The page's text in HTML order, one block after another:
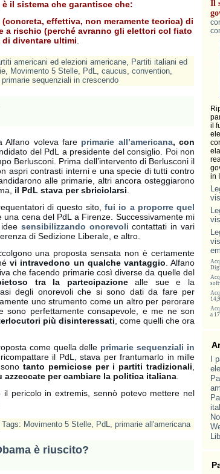
il sistema che garantisce che:
effettiva, non meramente teorica) di
a rischio (perché avranno gli elettori col fiato
diventare ultimi
americani ed elezioni americane, Partiti italiani ed
, Movimento 5 Stelle, PdL, caucus, convention,
primarie sequenziali in crescendo
Alfano voleva fare primarie all’americana, con
del PdL a presidente del consiglio. Poi non
Berlusconi. Prima dell’intervento di Berlusconi il
aspri contrasti interni e una specie di tutti contro
alle primarie, altri ancora osteggiarono
il PdL stava per sbriciolarsi
di questo sito,fui io a proporre quel
una cena del PdL a Firenze. Successivamente mi
sensibilizzando onorevoli contattati in vari
di Sedizione Liberale, e altro.
una proposta sensata non è certamente
vi intravedono un qualche vantaggio . Alfano
che facendo primarie così diverse da quelle del
tra la partecipazionealle sue e la
degli onorevoli che si sono dati da fare per
uno strumento come un altro per perorare
sono perfettamente consapevole, e me ne son
più disinteressati , come quelli che ora
come quella delle primarie sequenziali in
ricompattare il PdL, stava per frantumarlo in mille
tanto perniciose per i partiti tradizionali
azzeccate per cambiare la politica italiana
il pericolo in extremis, sennò potevo mettere nel
| Tags: Movimento 5 Stelle, PdL, primarie all'americana
è riuscito?
Il
il
in
a
I